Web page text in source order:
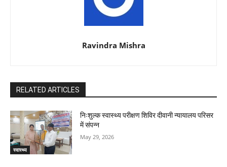
Ravindra Mishra
RELATED ARTICLES
स्वास्थ्य
निःशुल्क स्वास्थ्य परीक्षण शिविर दीवानी न्यायालय परिसर
में संपन्न
May 29, 2026